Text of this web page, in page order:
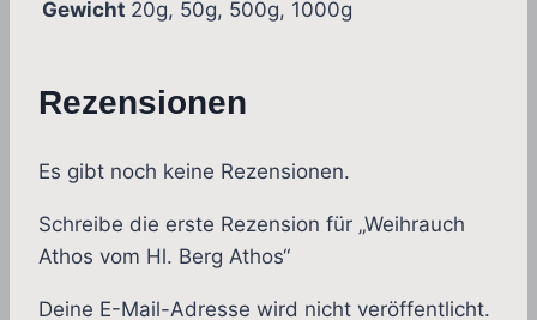
Gewicht 20g, 50g, 500g, 1000g
Rezensionen
Es gibt noch keine Rezensionen.
Schreibe die erste Rezension für „Weihrauch
Athos vom Hl. Berg Athos“
Deine E-Mail-Adresse wird nicht veröffentlicht.